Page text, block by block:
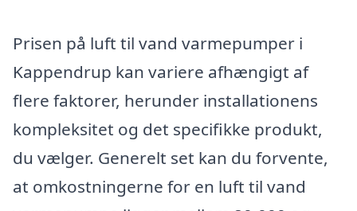
Prisen på luft til vand varmepumper i
Kappendrup kan variere afhængigt af
flere faktorer, herunder installationens
kompleksitet og det specifikke produkt,
du vælger. Generelt set kan du forvente,
at omkostningerne for en luft til vand